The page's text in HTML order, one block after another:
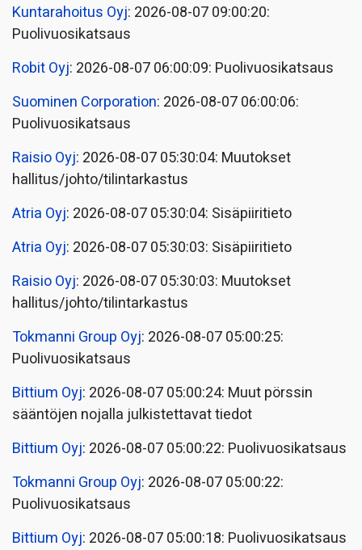
Kuntarahoitus Oyj: 2026-08-07 09:00:20:
Puolivuosikatsaus
Robit Oyj: 2026-08-07 06:00:09: Puolivuosikatsaus
Suominen Corporation: 2026-08-07 06:00:06:
Puolivuosikatsaus
Raisio Oyj: 2026-08-07 05:30:04: Muutokset
hallitus/johto/tilintarkastus
Atria Oyj: 2026-08-07 05:30:04: Sisäpiiritieto
Atria Oyj: 2026-08-07 05:30:03: Sisäpiiritieto
Raisio Oyj: 2026-08-07 05:30:03: Muutokset
hallitus/johto/tilintarkastus
Tokmanni Group Oyj: 2026-08-07 05:00:25:
Puolivuosikatsaus
Bittium Oyj: 2026-08-07 05:00:24: Muut pörssin
sääntöjen nojalla julkistettavat tiedot
Bittium Oyj: 2026-08-07 05:00:22: Puolivuosikatsaus
Tokmanni Group Oyj: 2026-08-07 05:00:22:
Puolivuosikatsaus
Bittium Oyj: 2026-08-07 05:00:18: Puolivuosikatsaus